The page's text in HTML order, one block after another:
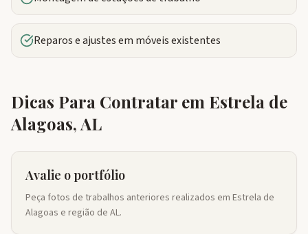
Reparos e ajustes em móveis existentes
Dicas Para Contratar em Estrela de
Alagoas,AL
Avalie o portfólio
Peça fotos de trabalhos anteriores realizados em Estrela de
Alagoas e região de AL.